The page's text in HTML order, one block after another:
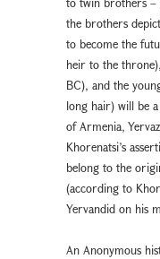
the brothers
to become the
heir to the
BC), and the
long hair) will be
of Armenia,
Khorenatsi’s
belong to the
(according to
Yervandid on his
An Anonymous